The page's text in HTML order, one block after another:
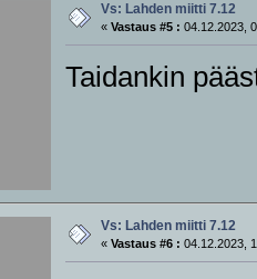
Vs: Lahden miitti 7.12
« Vastaus #5 : 04.12.2023,
Taidankin
Vs: Lahden miitti 7.12
« Vastaus #6 : 04.12.2023,